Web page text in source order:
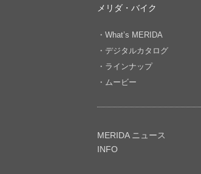
メリダ・バイク
・What’s MERIDA
・デジタルカタログ
・ラインナップ
・ムービー
MERIDA ニュース
INFO